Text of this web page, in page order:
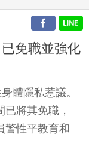
免職並強化
體隱私惹議。
將其免職，
警性平教育和